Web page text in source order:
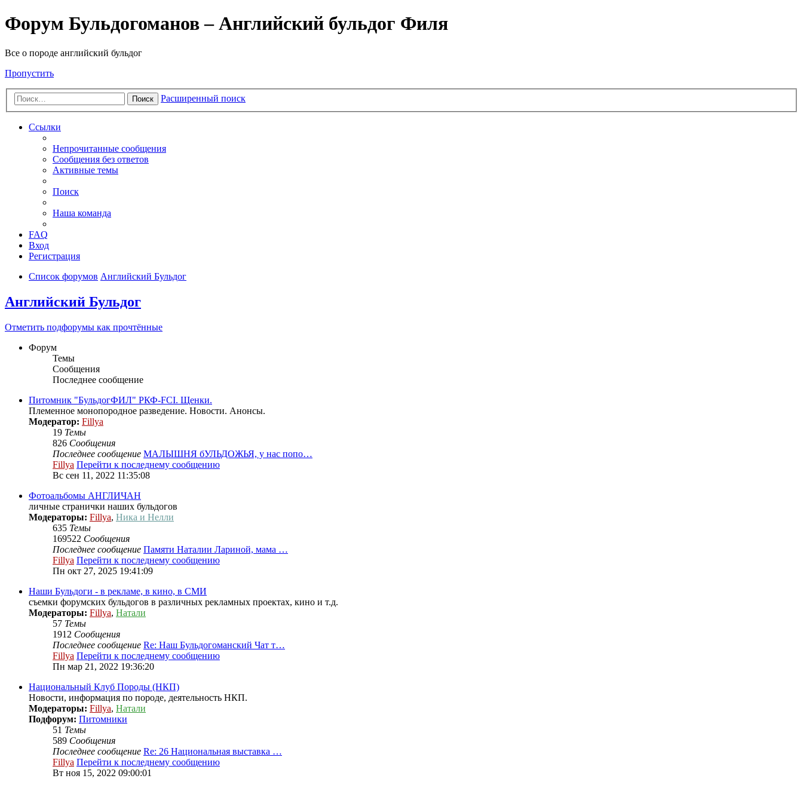
Форум Бульдогоманов – Английский бульдог Филя
Все о породе английский бульдог
Пропустить
Поиск Расширенный поиск
Ссылки
Непрочитанные сообщения
Сообщения без ответов
Активные темы
Поиск
Наша команда
FAQ
Вход
Регистрация
Список форумов Английский Бульдог
Английский Бульдог
Отметить подфорумы как прочтённые
Форум
Темы
Сообщения
Последнее сообщение
Питомник "БульдогФИЛ" РКФ-FCI. Щенки.
Племенное монопородное разведение. Новости. Анонсы.
Модератор: Fillya
19 Темы
826 Сообщения
Последнее сообщение МАЛЫШНЯ бУЛЬДОЖЬЯ, у нас попо…
Fillya Перейти к последнему сообщению
Вс сен 11, 2022 11:35:08
Фотоальбомы АНГЛИЧАН
личные странички наших бульдогов
Модераторы: Fillya, Ника и Нелли
635 Темы
169522 Сообщения
Последнее сообщение Памяти Наталии Лариной, мама …
Fillya Перейти к последнему сообщению
Пн окт 27, 2025 19:41:09
Наши Бульдоги - в рекламе, в кино, в СМИ
съемки форумских бульдогов в различных рекламных проектах, кино и т.д.
Модераторы: Fillya, Натали
57 Темы
1912 Сообщения
Последнее сообщение Re: Наш Бульдогоманский Чат т…
Fillya Перейти к последнему сообщению
Пн мар 21, 2022 19:36:20
Национальный Клуб Породы (НКП)
Новости, информация по породе, деятельность НКП.
Модераторы: Fillya, Натали
Подфорум: Питомники
51 Темы
589 Сообщения
Последнее сообщение Re: 26 Национальная выставка …
Fillya Перейти к последнему сообщению
Вт ноя 15, 2022 09:00:01